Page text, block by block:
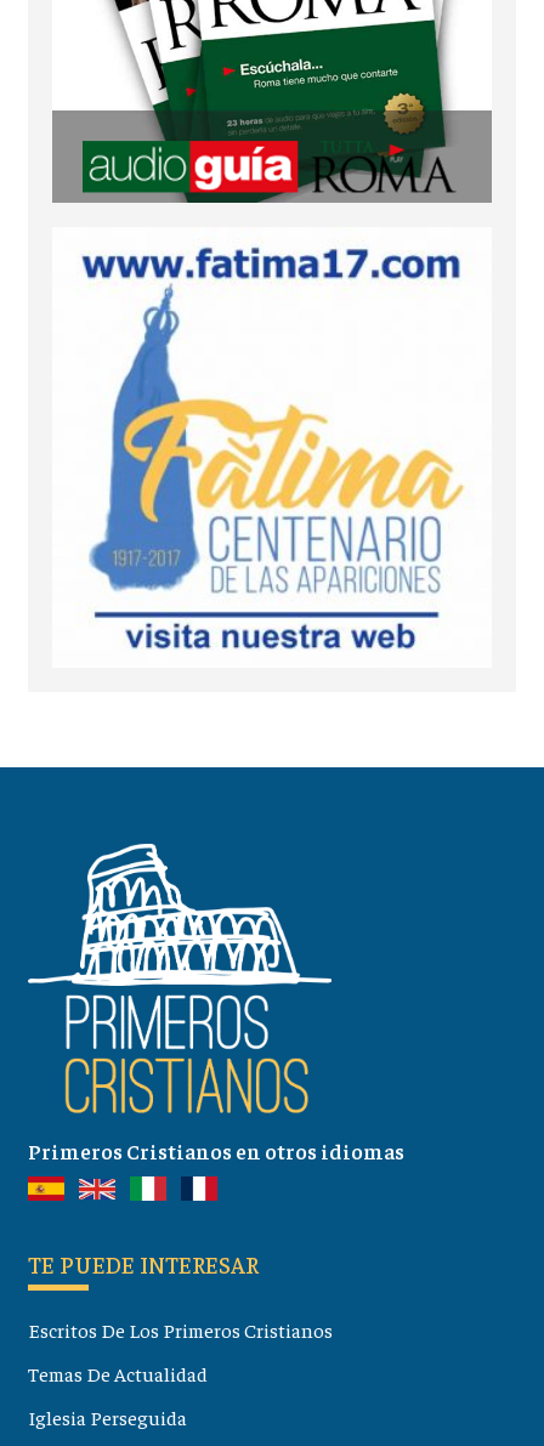
Primeros Cristianos en otros idiomas
TE PUEDE INTERESAR
Escritos De Los Primeros Cristianos
Temas De Actualidad
Iglesia Perseguida